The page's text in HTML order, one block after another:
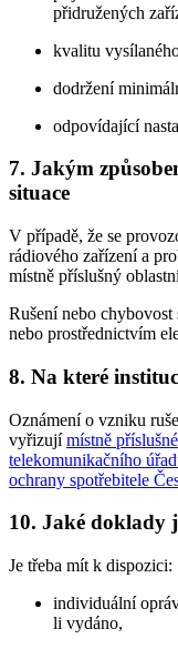
přidružených
kvalitu
dodržení
odpovídající
7. Jakým
situace
V případě, že se
rádiového zařízení a
místně příslušný
Rušení nebo
nebo prostřednictvím
8. Na které
Oznámení o vzniku
vyřizujímístně
telekomunikačního
ochrany spotřebitele
10. Jaké doklady
Je třeba mít k dispozici:
individuální
li vydáno,